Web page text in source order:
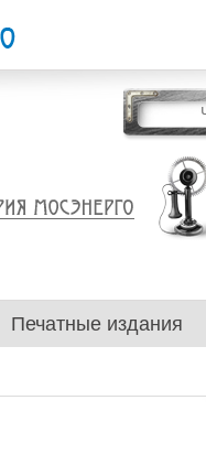
Печатные издания